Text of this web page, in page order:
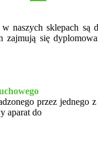
naszych sklepach są
się
przez
aparat do